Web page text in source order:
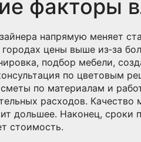
факторы
напрямую меняет
цены выше из‑за
подбор мебели,
по цветовым
по материалам и
расходов.
дольшее. Наконец, сроки
стоимость.